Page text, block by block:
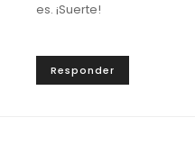
es. ¡Suerte!
Responder